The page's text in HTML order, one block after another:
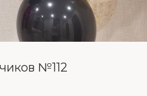
№112